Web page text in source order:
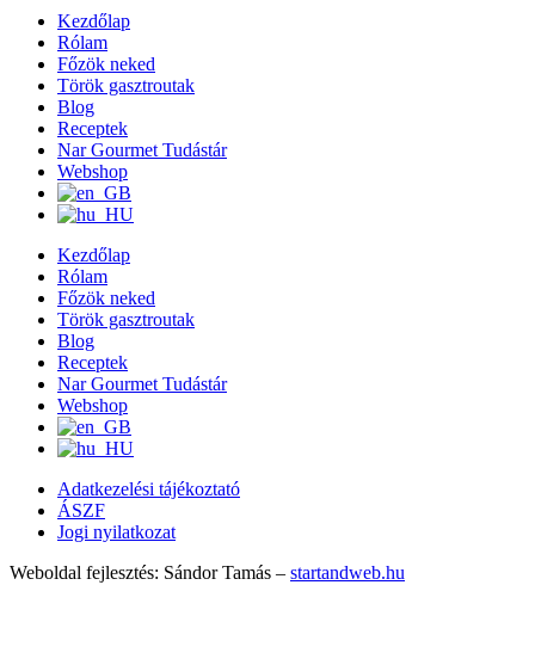
Kezdőlap
Rólam
Főzök neked
Török gasztroutak
Blog
Receptek
Nar Gourmet Tudástár
Webshop
Kezdőlap
Rólam
Főzök neked
Török gasztroutak
Blog
Receptek
Nar Gourmet Tudástár
Webshop
Adatkezelési tájékoztató
ÁSZF
Jogi nyilatkozat
Weboldal fejlesztés: Sándor Tamás – startandweb.hu